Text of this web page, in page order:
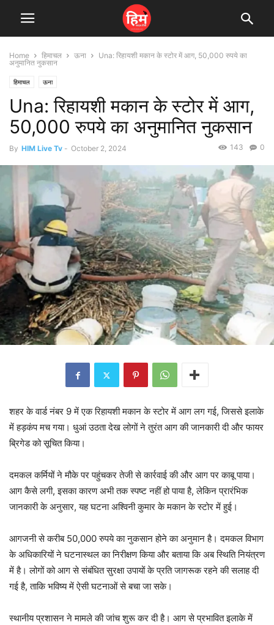
Home हिमाचल ऊना
Una: रिहायशी मकान के स्टोर में आग, 50,000 रुपये का
अनुमानित नुकसान
हिमाचल ऊना
Una: रिहायशी मकान के स्टोर में आग,
50,000 रुपये का अनुमानित नुकसान
By HIM Live Tv - October 2, 2024 0
143
शहर के वार्ड नंबर 9 में एक रिहायशी मकान के स्टोर में आग लग गई, जिससे इलाके
में हड़कंप मच गया। धुआं उठता देख लोगों ने तुरंत आग की जानकारी दी और फायर
ब्रिगेड को सूचित किया।
दमकल कर्मियों ने मौके पर पहुंचकर तेजी से कार्रवाई की और आग पर काबू पाया।
आग कैसे लगी, इसका कारण अभी तक स्पष्ट नहीं हो पाया है, लेकिन प्रारंभिक
जानकारी के अनुसार, यह घटना अश्विनी कुमार के मकान के स्टोर में हुई।
आगजनी से करीब 50,000 रुपये का नुकसान होने का अनुमान है। दमकल विभाग
के अधिकारियों ने घटनास्थल का निरीक्षण किया और बताया कि अब स्थिति नियंत्रण
में है। लोगों को आग से संबंधित सुरक्षा उपायों के प्रति जागरूक रहने की सलाह दी
गई है, ताकि भविष्य में ऐसी घटनाओं से बचा जा सके।
स्थानीय प्रशासन ने मामले की जांच शुरू कर दी है। आग से प्रभावित इलाके में